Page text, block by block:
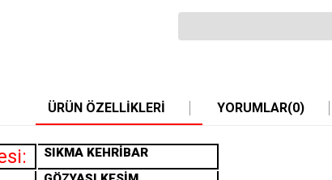
ÜRÜN ÖZELLIKLERI YORUMLAR(0)
SIKMA KEHRİBAR